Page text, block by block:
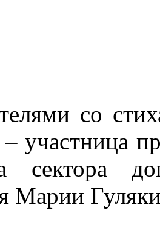
со
– участница
сектора
Марии